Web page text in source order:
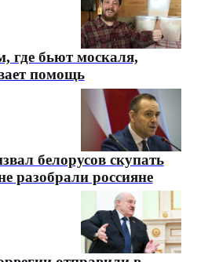
где бьют москаля,
помощь
белорусов скупать
разобрали россияне